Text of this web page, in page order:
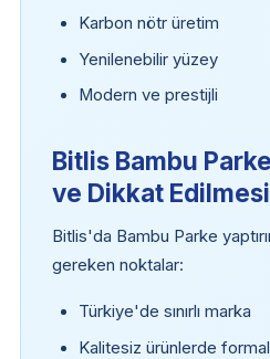
Karbon nötr üretim
Yenilenebilir yüzey
Modern ve prestijli
Bitlis Bambu
ve Dikkat
Bitlis'da Bambu Parke
gereken noktalar:
Türkiye'de sınırlı marka
Kalitesiz ürünlerde